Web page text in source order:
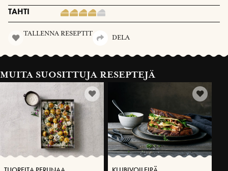
TAHTI
TALLENNA RESEPTIT
DELA
MUITA SUOSITTUJA RESEPTEJÄ